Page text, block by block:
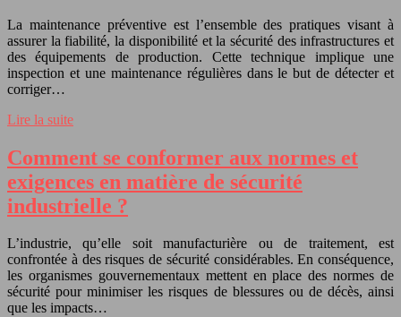
La maintenance préventive est l’ensemble des pratiques visant à
assurer la fiabilité, la disponibilité et la sécurité des infrastructures et
des équipements de production. Cette technique implique une
inspection et une maintenance régulières dans le but de détecter et
corriger…
Lire la suite
Comment se conformer aux normes et
exigences en matière de sécurité
industrielle ?
L’industrie, qu’elle soit manufacturière ou de traitement, est
confrontée à des risques de sécurité considérables. En conséquence,
les organismes gouvernementaux mettent en place des normes de
sécurité pour minimiser les risques de blessures ou de décès, ainsi
que les impacts…